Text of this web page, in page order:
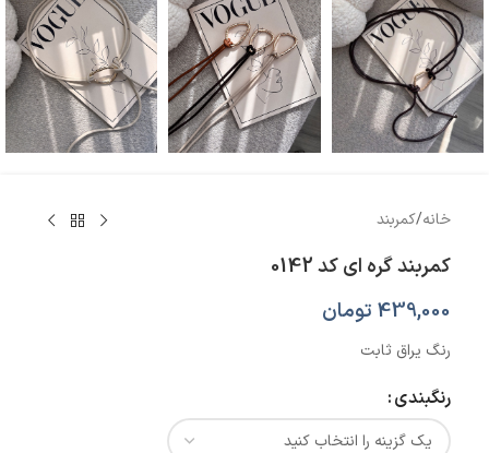
خانه/کمربند
کمربند گره ای کد 0142
439,000 تومان
رنگ یراق ثابت
رنگبندی